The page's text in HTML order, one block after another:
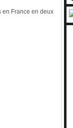
en France en deux